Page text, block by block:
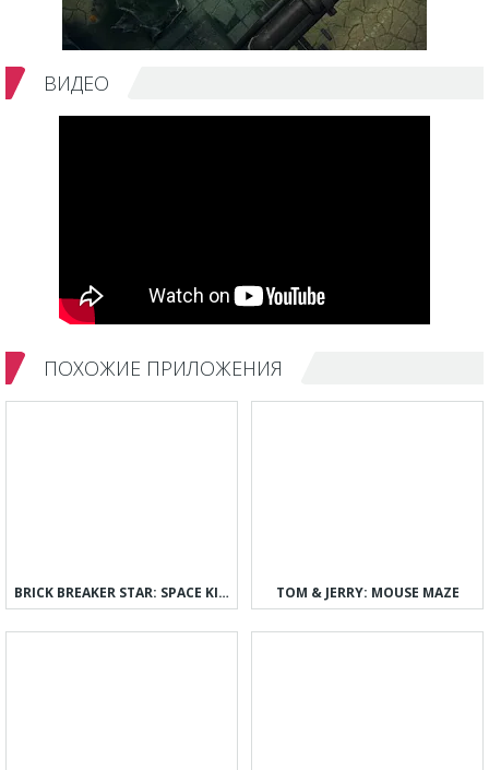
ВИДЕО
ПОХОЖИЕ ПРИЛОЖЕНИЯ
BRICK BREAKER STAR: SPACE KING TOM & JERRY: MOUSE MAZE